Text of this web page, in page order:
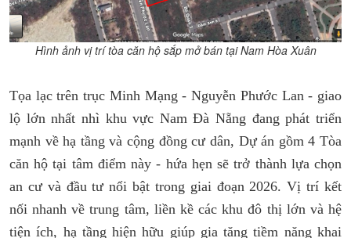
Hình ảnh vị trí tòa căn hộ sắp mở bán tại Nam Hòa Xuân
Tọa lạc trên trục Minh Mạng - Nguyễn Phước Lan - giao
lộ lớn nhất nhì khu vực Nam Đà Nẵng đang phát triển
mạnh về hạ tầng và cộng đồng cư dân, Dự án gồm 4 Tòa
căn hộ tại tâm điểm này - hứa hẹn sẽ trở thành lựa chọn
an cư và đầu tư nổi bật trong giai đoạn 2026. Vị trí kết
nối nhanh về trung tâm, liền kề các khu đô thị lớn và hệ
tiện ích, hạ tầng hiện hữu giúp gia tăng tiềm năng khai